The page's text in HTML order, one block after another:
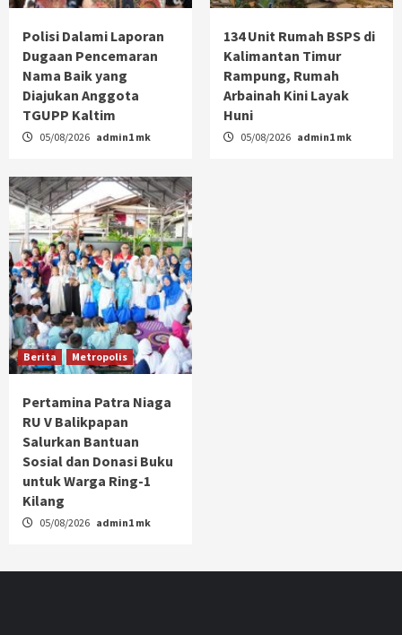
Polisi Dalami Laporan
Dugaan Pencemaran
Nama Baik yang
Diajukan Anggota
TGUPP Kaltim
05/08/2026 admin1 mk
134 Unit Rumah BSPS di
Kalimantan Timur
Rampung, Rumah
Arbainah Kini Layak
Huni
05/08/2026 admin1 mk
Berita Metropolis
Pertamina Patra Niaga
RU V Balikpapan
Salurkan Bantuan
Sosial dan Donasi Buku
untuk Warga Ring-1
Kilang
05/08/2026 admin1 mk